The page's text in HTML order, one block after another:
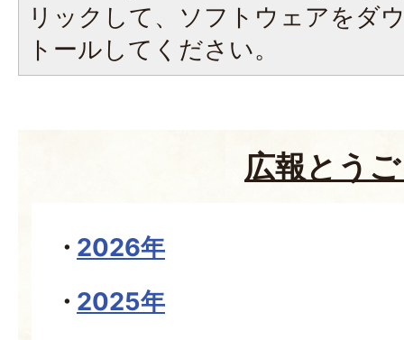
リックして、ソフトウェアをダ
トールしてください。
広報とう
2026年
2025年